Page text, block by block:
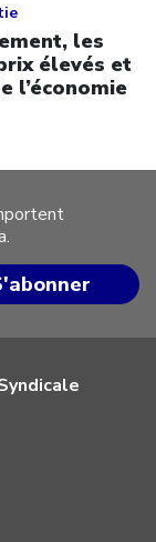
les
élevés et
l’économie